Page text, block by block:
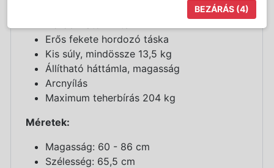
Erős fekete hordozó táska
Kis súly, mindössze 13,5 kg
Állítható háttámla, magasság
Arcnyílás
Maximum teherbírás 204 kg
Méretek:
Magasság: 60 - 86 cm
Szélesség: 65,5 cm
BEZÁRÁS (3)